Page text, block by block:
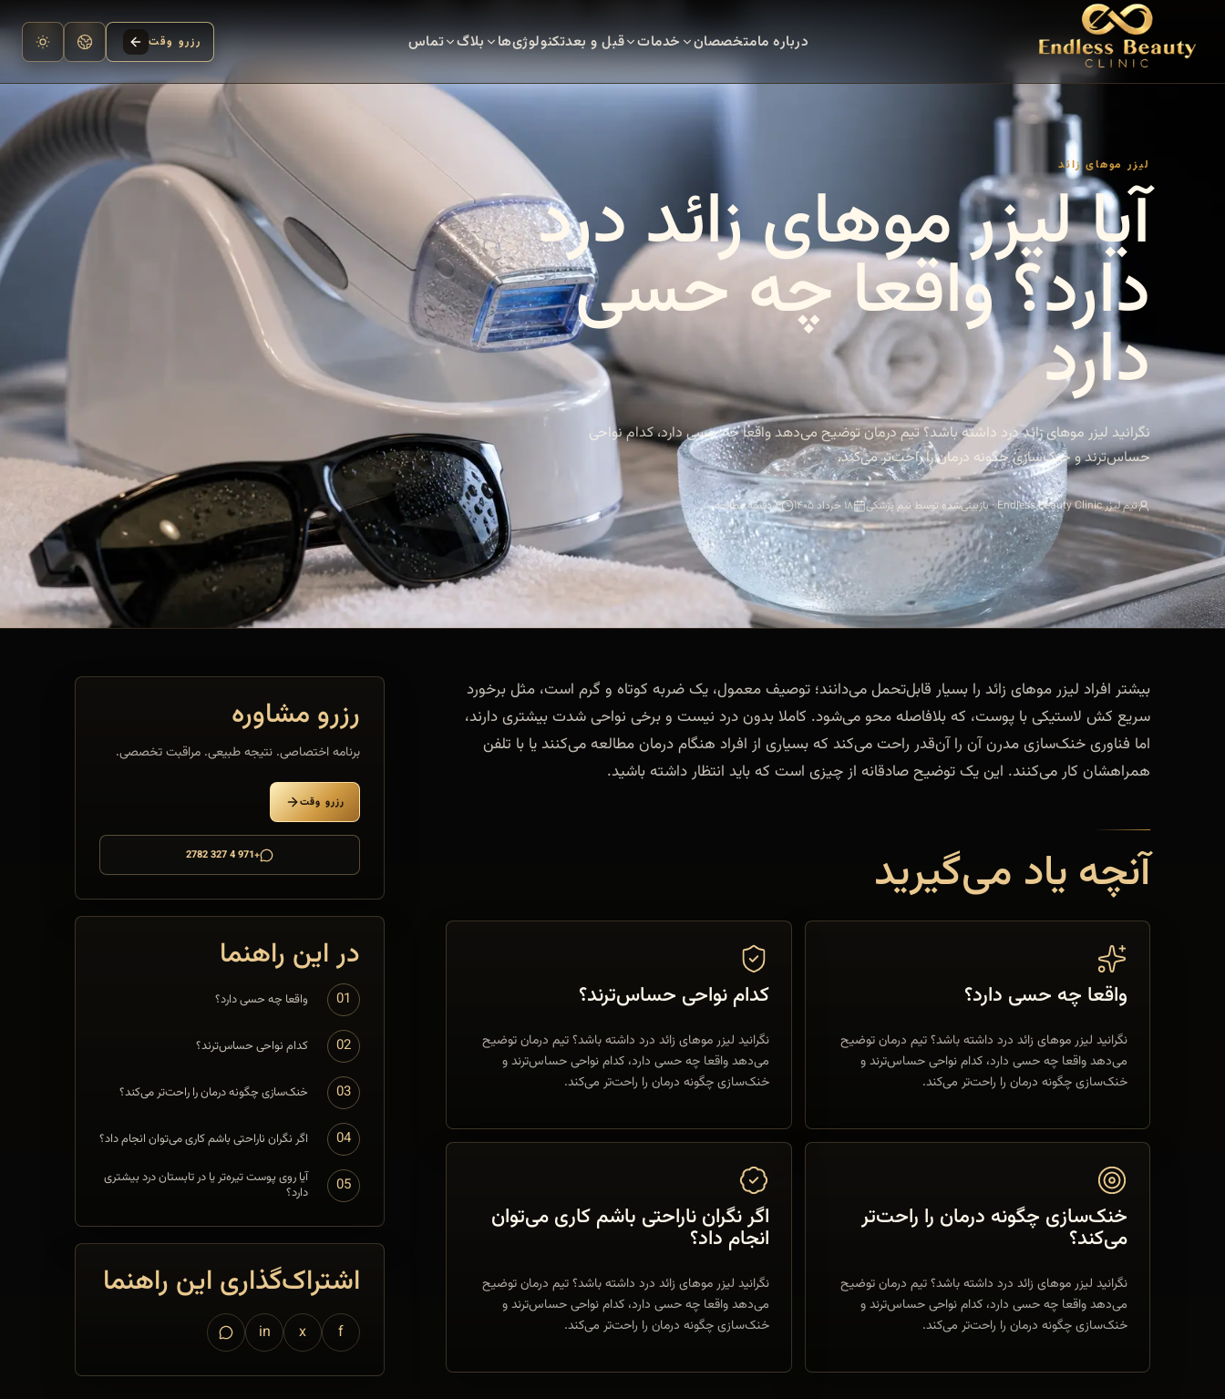
درباره مامتخصصان خدمات قبل و بعدتکنولوژی‌ها بلاگ تماس رزرو وقت
لیزر موهای زائد
آیا لیزر موهای زائد درد
دارد؟ واقعا چه حسی
دارد
نگرانید لیزر موهای زائد درد داشته باشد؟ تیم درمان توضیح می‌دهد واقعا چه حسی دارد، کدام نواحی
حساس‌ترند و خنک‌سازی چگونه درمان را راحت‌تر می‌کند.
تیم لیزر Endless Beauty Clinic · بازبینی‌شده توسط تیم پزشکی ۱۸ خرداد ۱۴۰۵ ۴ دقیقه مطالعه
بیشتر افراد لیزر موهای زائد را بسیار قابل‌تحمل می‌دانند؛ توصیف معمول، یک ضربه کوتاه و گرم است، مثل برخورد
سریع کش لاستیکی با پوست، که بلافاصله محو می‌شود. کاملا بدون درد نیست و برخی نواحی شدت بیشتری دارند،
اما فناوری خنک‌سازی مدرن آن را آن‌قدر راحت می‌کند که بسیاری از افراد هنگام درمان مطالعه می‌کنند یا با تلفن
همراهشان کار می‌کنند. این یک توضیح صادقانه از چیزی است که باید انتظار داشته باشید.
آنچه یاد می‌گیرید
واقعا چه حسی دارد؟
نگرانید لیزر موهای زائد درد داشته باشد؟ تیم درمان توضیح
می‌دهد واقعا چه حسی دارد، کدام نواحی حساس‌ترند و
خنک‌سازی چگونه درمان را راحت‌تر می‌کند.
کدام نواحی حساس‌ترند؟
نگرانید لیزر موهای زائد درد داشته باشد؟ تیم درمان توضیح
می‌دهد واقعا چه حسی دارد، کدام نواحی حساس‌ترند و
خنک‌سازی چگونه درمان را راحت‌تر می‌کند.
خنک‌سازی چگونه درمان را راحت‌تر
می‌کند؟
نگرانید لیزر موهای زائد درد داشته باشد؟ تیم درمان توضیح
می‌دهد واقعا چه حسی دارد، کدام نواحی حساس‌ترند و
خنک‌سازی چگونه درمان را راحت‌تر می‌کند.
اگر نگران ناراحتی باشم کاری می‌توان
انجام داد؟
نگرانید لیزر موهای زائد درد داشته باشد؟ تیم درمان توضیح
می‌دهد واقعا چه حسی دارد، کدام نواحی حساس‌ترند و
خنک‌سازی چگونه درمان را راحت‌تر می‌کند.
رزرو مشاوره
برنامه اختصاصی. نتیجه طبیعی. مراقبت تخصصی.
رزرو وقت
+971 4 327 2782
در این راهنما
01 واقعا چه حسی دارد؟
02 کدام نواحی حساس‌ترند؟
03 خنک‌سازی چگونه درمان را راحت‌تر می‌کند؟
04 اگر نگران ناراحتی باشم کاری می‌توان انجام داد؟
05
آیا روی پوست تیره‌تر یا در تابستان درد بیشتری
دارد؟
اشتراک‌گذاری این راهنما
f
x
in